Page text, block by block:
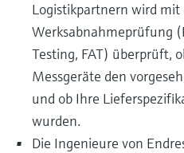
Logistikpartnern wird mit
Werksabnahmeprüfung
Testing, FAT) überprüft,
Messgeräte den
und ob Ihre
wurden.
Die Ingenieure von